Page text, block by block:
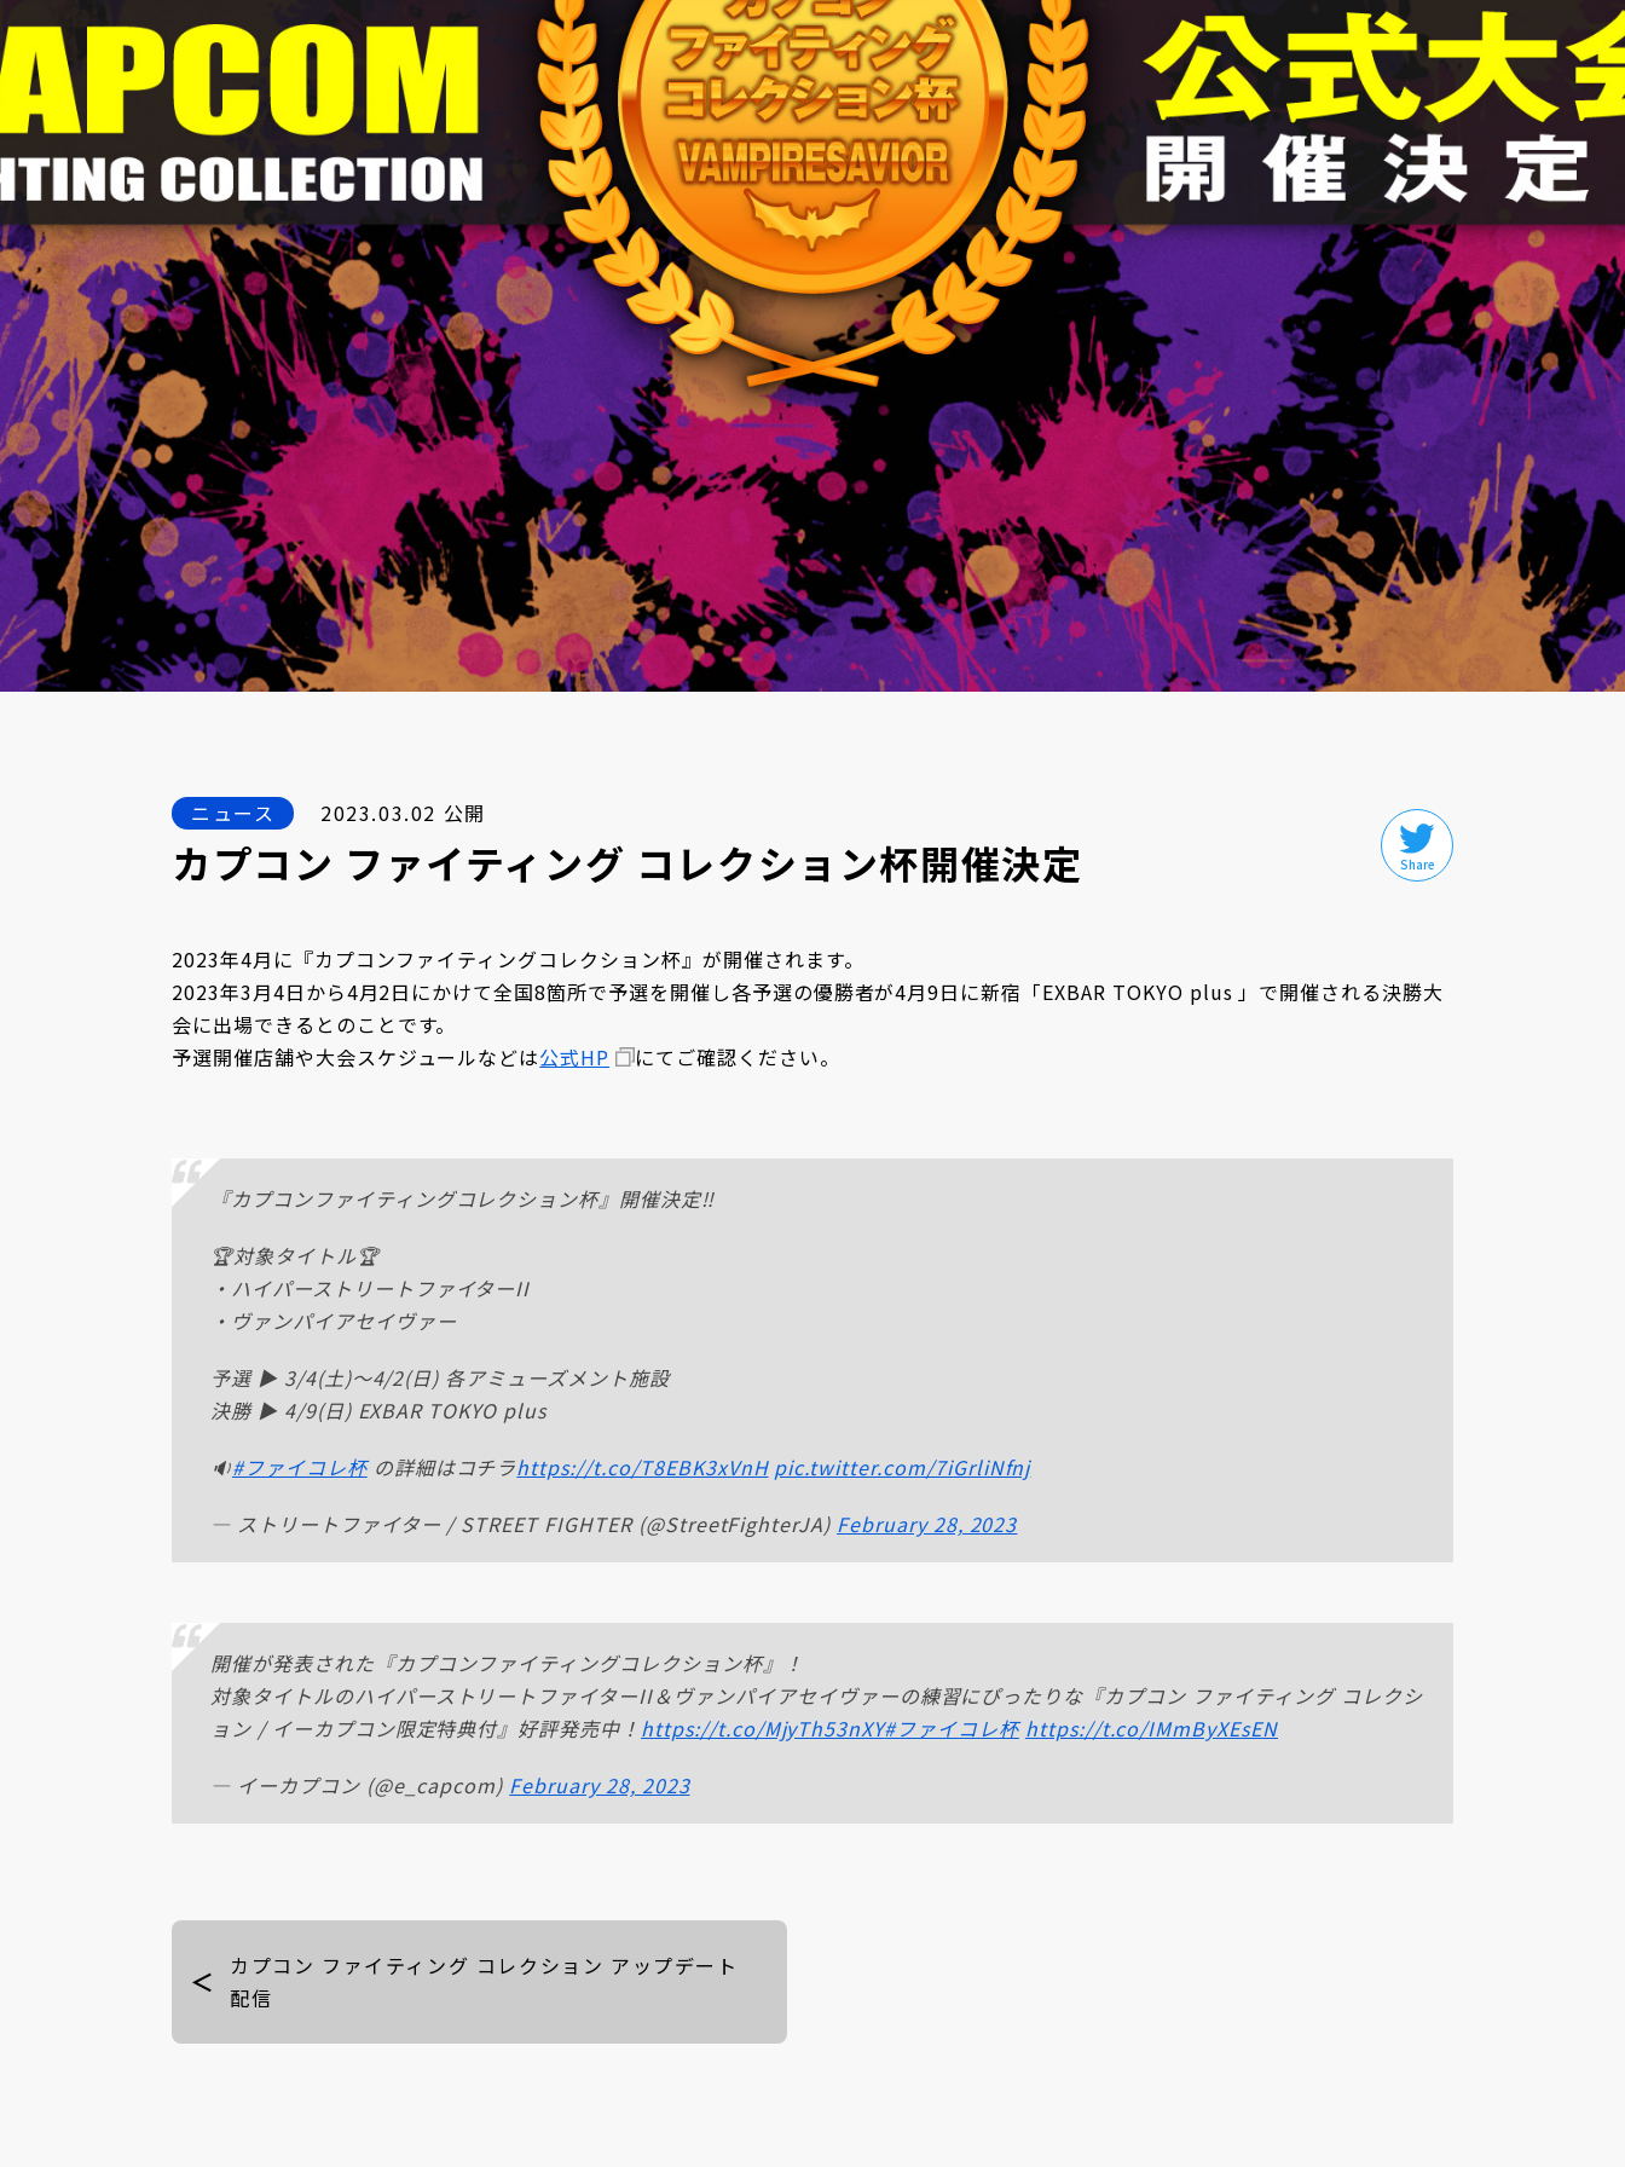
ニュース 2023.03.02 公開
カプコン ファイティング コレクション杯開催決定
2023年4月に『カプコンファイティングコレクション杯』が開催されます。
2023年3月4日から4月2日にかけて全国8箇所で予選を開催し各予選の優勝者が4月9日に新宿「EXBAR TOKYO plus 」で開催される決勝大
会に出場できるとのことです。
予選開催店舗や大会スケジュールなどは公式HP にてご確認ください。
『カプコンファイティングコレクション杯』開催決定‼️
🏆対象タイトル🏆
・ハイパーストリートファイターII
・ヴァンパイアセイヴァー
予選 ▶ 3/4(土)～4/2(日) 各アミューズメント施設
決勝 ▶ 4/9(日) EXBAR TOKYO plus
🔉#ファイコレ杯の詳細はコチラhttps://t.co/T8EBK3xVnH pic.twitter.com/7iGrliNfnj
— ストリートファイター / STREET FIGHTER (@StreetFighterJA) February 28, 2023
開催が発表された『カプコンファイティングコレクション杯』！
対象タイトルのハイパーストリートファイターII＆ヴァンパイアセイヴァーの練習にぴったりな『カプコン ファイティング コレクシ
ョン / イーカプコン限定特典付』好評発売中！ https://t.co/MjyTh53nXY#ファイコレ杯 https://t.co/IMmByXEsEN
— イーカプコン (@e_capcom) February 28, 2023
カプコン ファイティング コレクション アップデート
配信